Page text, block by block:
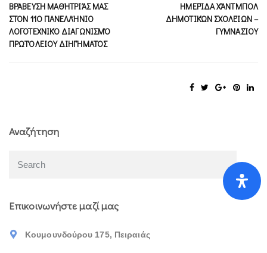
ΒΡΆΒΕΥΣΗ ΜΑΘΉΤΡΙΆΣ ΜΑΣ
ΣΤΟΝ 11Ο ΠΑΝΕΛΛΉΝΙΟ
ΛΟΓΟΤΕΧΝΙΚΌ ΔΙΑΓΩΝΙΣΜΌ
ΠΡΩΤΌΛΕΙΟΥ ΔΙΗΓΉΜΑΤΟΣ
ΗΜΕΡΊΔΑ ΧΆΝΤΜΠΟΛ
ΔΗΜΟΤΙΚΏΝ ΣΧΟΛΕΊΩΝ –
ΓΥΜΝΑΣΊΟΥ
Αναζήτηση
Επικοινωνήστε μαζί μας
Κουμουνδούρου 175, Πειραιάς